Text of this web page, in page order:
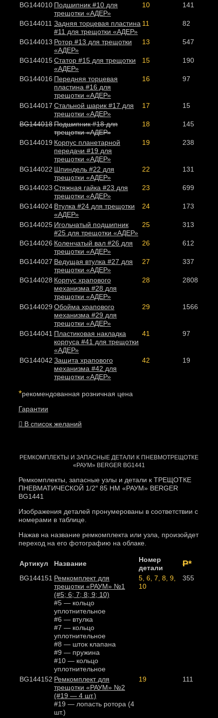
BG144010 Подшипник #10 для
трещотки «АДЕР»
10 141
BG144011 Задняя торцевая пластина
#11 для трещотки «АДЕР»
11 82
BG144013 Ротор #13 для трещотки
«АДЕР»
13 547
BG144015Статор #15 для трещотки
«АДЕР»
15 190
BG144016 Передняя торцевая
пластина #16 для
трещотки «АДЕР»
16 97
BG144017 Стальной шарик #17 для
трещотки «АДЕР»
17 15
BG144018Подшипник #18 для
трещотки «АДЕР»
18 145
BG144019 Корпус планетарной
передачи #19 для
трещотки «АДЕР»
19 238
BG144022 Шпиндель #22 для
трещотки «АДЕР»
22 131
BG144023 Стяжная гайка #23 для
трещотки «АДЕР»
23 699
BG144024 Втулка #24 для трещотки
«АДЕР»
24 173
BG144025 Игольчатый подшипник
#25 для трещотки «АДЕР»
25 313
BG144026 Коленчатый вал #26 для
трещотки «АДЕР»
26 612
BG144027 Ведущая втулка #27 для
трещотки «АДЕР»
27 337
BG144028 Корпус храпового
механизма #28 для
трещотки «АДЕР»
28 2808
BG144029 Обойма храпового
механизма #29 для
трещотки «АДЕР»
29 1566
BG144041 Пластиковая накладка
корпуса #41 для трещотки
«АДЕР»
41 97
BG144042 Защита храпового
механизма #42 для
трещотки «АДЕР»
42 19
*рекомендованная розничная цена
Гарантии
В список желаний
РЕМКОМПЛЕКТЫ И ЗАПАСНЫЕ ДЕТАЛИ К ПНЕВМОТРЕЩОТКЕ
«РАУМ» BERGER BG1441
Ремкомплекты, запасные узлы и детали к ТРЕЩОТКЕ
ПНЕВМАТИЧЕСКОЙ 1/2″ 85 НМ «РАУМ» BERGER
BG1441
Изображения деталей пронумерованы в соответствии с
номерами в таблице.
Нажав на название ремкомплекта или узла, произойдет
переход на его фотографию на облаке.
Артикул Название
Номер
детали
Р*
BG144151 Ремкомплект для
трещотки «РАУМ» №1
(#5; 6; 7; 8; 9; 10)
#5 — кольцо
уплотнительное
#6 — втулка
#7 — кольцо
уплотнительное
#8 — шток клапана
#9 — пружина
#10 — кольцо
уплотнительное
5, 6, 7, 8, 9,
10
355
BG144152 Ремкомплект для
трещотки «РАУМ» №2
(#19 — 4 шт.)
#19 — лопасть ротора (4
шт.)
19 111